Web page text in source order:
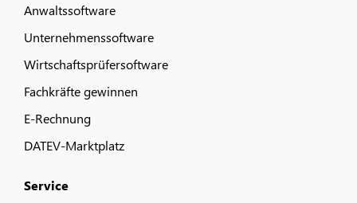
Anwaltssoftware
Unternehmenssoftware
Wirtschaftsprüfersoftware
Fachkräfte gewinnen
E-Rechnung
DATEV-Marktplatz
Service